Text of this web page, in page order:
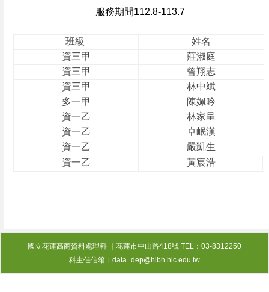
服務期間112.8-113.7
班級
姓名
資三甲
莊淑庭
資三甲
曾翔志
資三甲
林中斌
多一甲
陳姵吟
資一乙
林家呈
資一乙
卓岷漢
資一乙
嚴凱生
資一乙
黃宸浩
國立花蓮高商資料處理科 ｜花蓮市中山路418號 TEL：03-8312250
科主任信箱：data_dep@hlbh.hlc.edu.tw